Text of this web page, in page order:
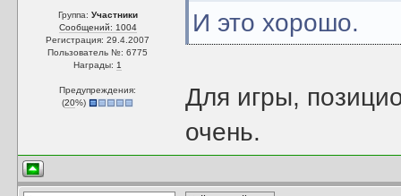
Группа: Участники
Сообщений: 1004
Регистрация: 29.4.2007
Пользователь №: 6775
Награды: 1
Предупреждения:
(20%)
И это хорошо.
Для игры,
очень.